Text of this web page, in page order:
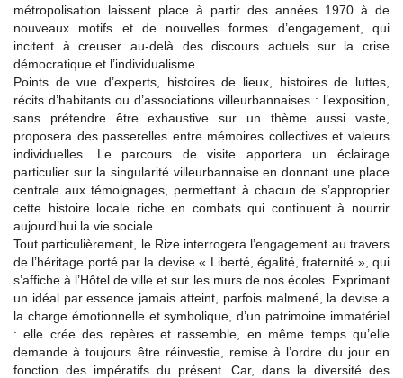
métropolisation laissent place à partir des années 1970 à de
nouveaux motifs et de nouvelles formes d’engagement, qui
incitent à creuser au-delà des discours actuels sur la crise
démocratique et l’individualisme.
Points de vue d’experts, histoires de lieux, histoires de luttes,
récits d’habitants ou d’associations villeurbannaises : l’exposition,
sans prétendre être exhaustive sur un thème aussi vaste,
proposera des passerelles entre mémoires collectives et valeurs
individuelles. Le parcours de visite apportera un éclairage
particulier sur la singularité villeurbannaise en donnant une place
centrale aux témoignages, permettant à chacun de s’approprier
cette histoire locale riche en combats qui continuent à nourrir
aujourd’hui la vie sociale.
Tout particulièrement, le Rize interrogera l’engagement au travers
de l’héritage porté par la devise « Liberté, égalité, fraternité », qui
s’affiche à l’Hôtel de ville et sur les murs de nos écoles. Exprimant
un idéal par essence jamais atteint, parfois malmené, la devise a
la charge émotionnelle et symbolique, d’un patrimoine immatériel
: elle crée des repères et rassemble, en même temps qu’elle
demande à toujours être réinvestie, remise à l’ordre du jour en
fonction des impératifs du présent. Car, dans la diversité des